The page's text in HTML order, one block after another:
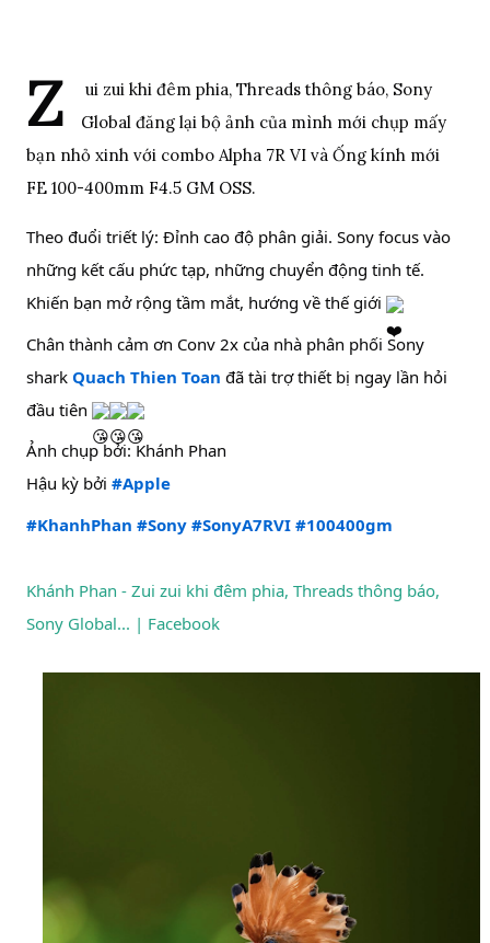
Z
ui zui khi đêm phia, Threads thông báo, Sony
Global đăng lại bộ ảnh của mình mới chụp mấy
bạn nhỏ xinh với combo Alpha 7R VI và Ống kính mới
FE 100-400mm F4.5 GM OSS.
Theo đuổi triết lý: Đỉnh cao độ phân giải. Sony focus vào
những kết cấu phức tạp, những chuyển động tinh tế.
Khiến bạn mở rộng tầm mắt, hướng về thế giới
Chân thành cảm ơn Conv 2x của nhà phân phối Sony
shark Quach Thien Toan đã tài trợ thiết bị ngay lần hỏi
đầu tiên
Ảnh chụp bởi: Khánh Phan
Hậu kỳ bởi #Apple
#KhanhPhan #Sony #SonyA7RVI #100400gm
Khánh Phan - Zui zui khi đêm phia, Threads thông báo,
Sony Global... | Facebook